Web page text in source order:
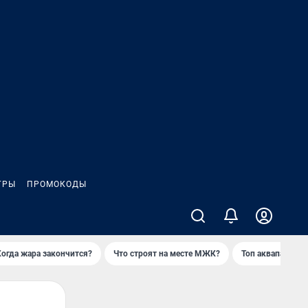
ПРОМОКОДЫ
жара закончится? Что строят на месте МЖК? Топ аквапарков